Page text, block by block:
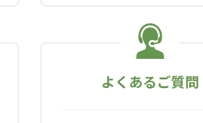
よくあるご質問